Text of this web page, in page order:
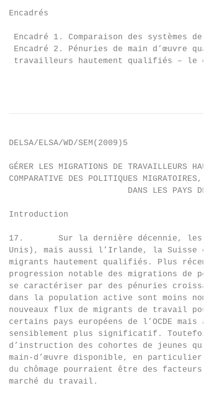
Encadrés
Encadré 1. Comparaison des
Encadré 2. Pénuries de main d’œuvre
travailleurs hautement qualifiés
DELSA/ELSA/WD/SEM(2009)5
GÉRER LES MIGRATIONS DE TRAVAILLEURS
COMPARATIVE DES POLITIQUES MIGRATOIRES,
DANS LES PAYS DE
Introduction
17.       Sur la dernière décennie, les
Unis), mais aussi l’Irlande, la Suisse et
migrants hautement qualifiés. Plus
progression notable des migrations de
se caractériser par des pénuries
dans la population active sont moins
nouveaux flux de migrants de travail
certains pays européens de l’OCDE mais
sensiblement plus significatif. Toutefois,
d’instruction des cohortes de jeunes qui
main-d’œuvre disponible, en particulier
du chômage pourraient être des facteurs
marché du travail.